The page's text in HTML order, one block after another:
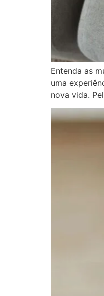
Entenda as
uma
nova vida.